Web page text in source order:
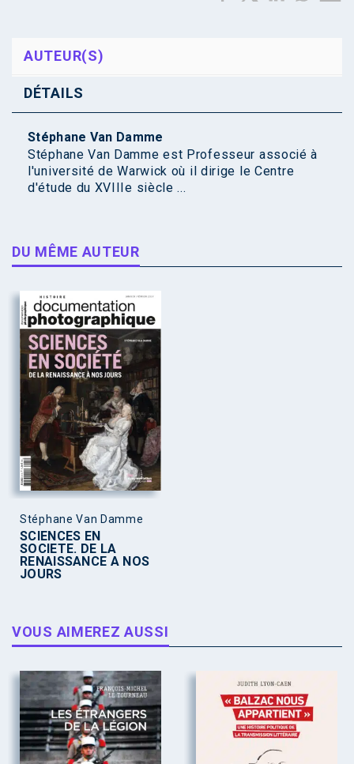
AUTEUR(S)
DÉTAILS
Stéphane Van Damme
Stéphane Van Damme est Professeur associé à
l'université de Warwick où il dirige le Centre
d'étude du XVIIIe siècle ...
DU MÊME AUTEUR
Stéphane Van Damme
SCIENCES EN
SOCIETE. DE LA
RENAISSANCE A NOS
JOURS
VOUS AIMEREZ AUSSI